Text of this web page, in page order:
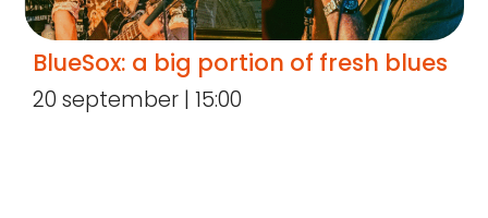
BlueSox: a big portion of fresh blues
20 september | 15:00